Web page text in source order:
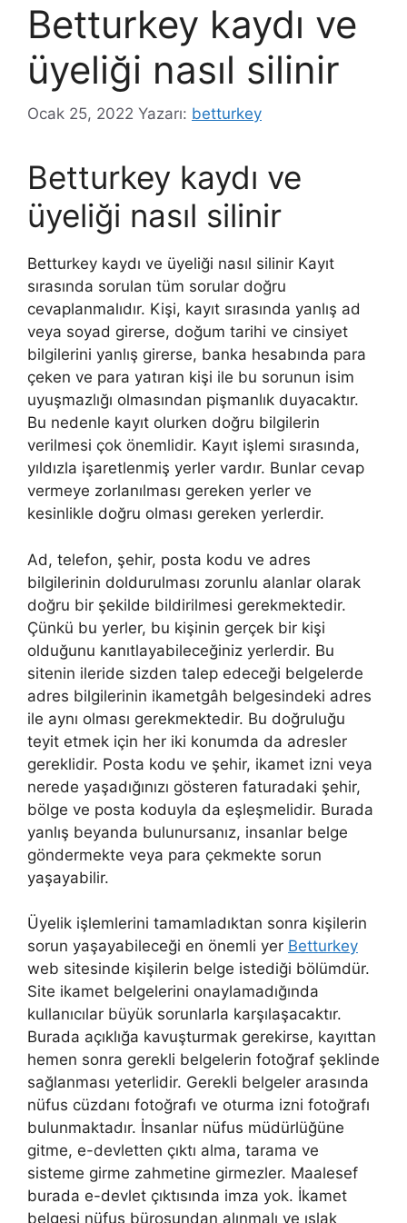
Betturkey kaydı ve
üyeliği nasıl silinir
Ocak 25, 2022 Yazarı: betturkey
Betturkey kaydı ve
üyeliği nasıl silinir
Betturkey kaydı ve üyeliği nasıl silinir Kayıt
sırasında sorulan tüm sorular doğru
cevaplanmalıdır. Kişi, kayıt sırasında yanlış ad
veya soyad girerse, doğum tarihi ve cinsiyet
bilgilerini yanlış girerse, banka hesabında para
çeken ve para yatıran kişi ile bu sorunun isim
uyuşmazlığı olmasından pişmanlık duyacaktır.
Bu nedenle kayıt olurken doğru bilgilerin
verilmesi çok önemlidir. Kayıt işlemi sırasında,
yıldızla işaretlenmiş yerler vardır. Bunlar cevap
vermeye zorlanılması gereken yerler ve
kesinlikle doğru olması gereken yerlerdir.
Ad, telefon, şehir, posta kodu ve adres
bilgilerinin doldurulması zorunlu alanlar olarak
doğru bir şekilde bildirilmesi gerekmektedir.
Çünkü bu yerler, bu kişinin gerçek bir kişi
olduğunu kanıtlayabileceğiniz yerlerdir. Bu
sitenin ileride sizden talep edeceği belgelerde
adres bilgilerinin ikametgâh belgesindeki adres
ile aynı olması gerekmektedir. Bu doğruluğu
teyit etmek için her iki konumda da adresler
gereklidir. Posta kodu ve şehir, ikamet izni veya
nerede yaşadığınızı gösteren faturadaki şehir,
bölge ve posta koduyla da eşleşmelidir. Burada
yanlış beyanda bulunursanız, insanlar belge
göndermekte veya para çekmekte sorun
yaşayabilir.
Üyelik işlemlerini tamamladıktan sonra kişilerin
sorun yaşayabileceği en önemli yer Betturkey
web sitesinde kişilerin belge istediği bölümdür.
Site ikamet belgelerini onaylamadığında
kullanıcılar büyük sorunlarla karşılaşacaktır.
Burada açıklığa kavuşturmak gerekirse, kayıttan
hemen sonra gerekli belgelerin fotoğraf şeklinde
sağlanması yeterlidir. Gerekli belgeler arasında
nüfus cüzdanı fotoğrafı ve oturma izni fotoğrafı
bulunmaktadır. İnsanlar nüfus müdürlüğüne
gitme, e-devletten çıktı alma, tarama ve
sisteme girme zahmetine girmezler. Maalesef
burada e-devlet çıktısında imza yok. İkamet
belgesi nüfus bürosundan alınmalı ve ıslak